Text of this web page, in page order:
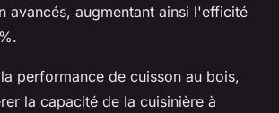
avancés, augmentant ainsi l'efficité
performance de cuisson au bois,
la capacité de la cuisinière à